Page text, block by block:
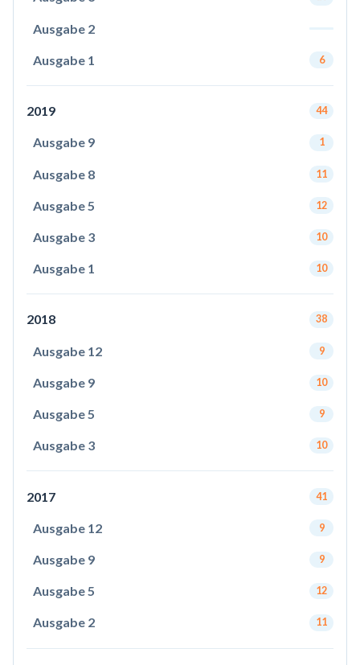
Ausgabe 2
Ausgabe 1 6
2019 44
Ausgabe 9 1
Ausgabe 8 11
Ausgabe 5 12
Ausgabe 3 10
Ausgabe 1 10
2018 38
Ausgabe 12 9
Ausgabe 9 10
Ausgabe 5 9
Ausgabe 3 10
2017 41
Ausgabe 12 9
Ausgabe 9 9
Ausgabe 5 12
Ausgabe 2 11